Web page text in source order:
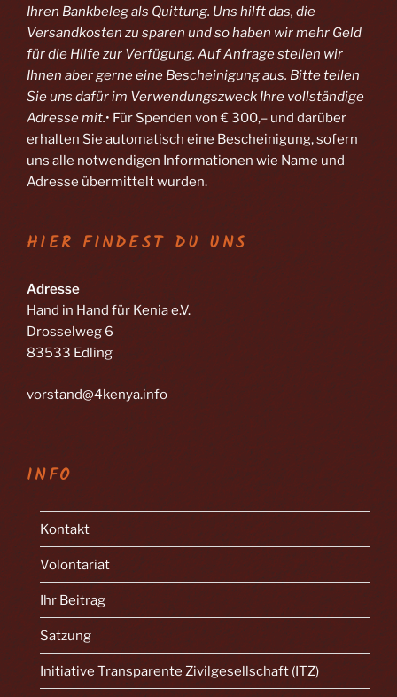
Ihren Bankbeleg als Quittung. Uns hilft das, die
Versandkosten zu sparen und so haben wir mehr Geld
für die Hilfe zur Verfügung. Auf Anfrage stellen wir
Ihnen aber gerne eine Bescheinigung aus. Bitte teilen
Sie uns dafür im Verwendungszweck Ihre vollständige
Adresse mit.• Für Spenden von € 300,– und darüber
erhalten Sie automatisch eine Bescheinigung, sofern
uns alle notwendigen Informationen wie Name und
Adresse übermittelt wurden.
HIER FINDEST DU UNS
Adresse
Hand in Hand für Kenia e.V.
Drosselweg 6
83533 Edling
vorstand@4kenya.info
INFO
Kontakt
Volontariat
Ihr Beitrag
Satzung
Initiative Transparente Zivilgesellschaft (ITZ)